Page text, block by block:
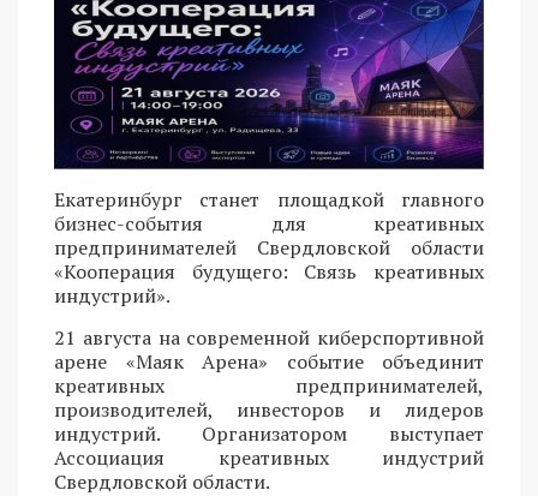
Екатеринбург станет площадкой главного
бизнес-события для креативных
предпринимателей Свердловской области
«Кооперация будущего: Связь креативных
индустрий».
21 августа на современной киберспортивной
арене «Маяк Арена» событие объединит
креативных предпринимателей,
производителей, инвесторов и лидеров
индустрий. Организатором выступает
Ассоциация креативных индустрий
Свердловской области.